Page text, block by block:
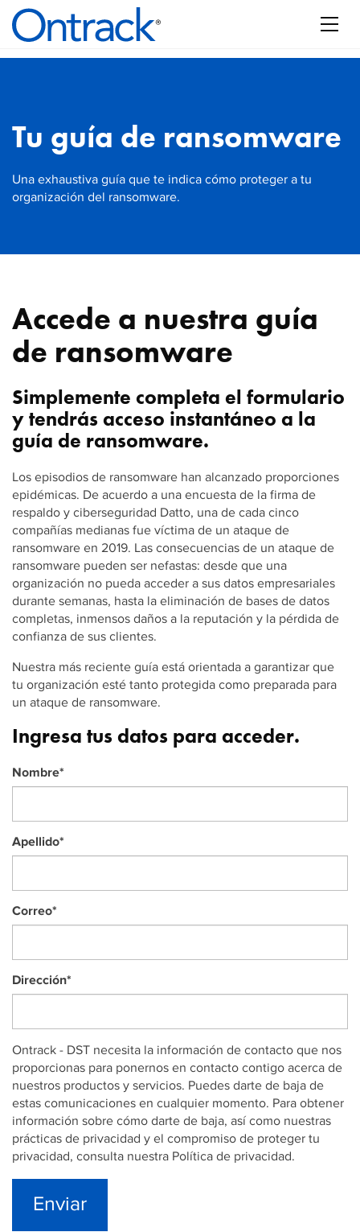
Tu guía de ransomware
Una exhaustiva guía que te indica cómo proteger a tu
organización del ransomware.
Accede a nuestra guía
de ransomware
Simplemente completa el formulario
y tendrás acceso instantáneo a la
guía de ransomware.
Los episodios de ransomware han alcanzado proporciones
epidémicas. De acuerdo a una encuesta de la firma de
respaldo y ciberseguridad Datto, una de cada cinco
compañías medianas fue víctima de un ataque de
ransomware en 2019. Las consecuencias de un ataque de
ransomware pueden ser nefastas: desde que una
organización no pueda acceder a sus datos empresariales
durante semanas, hasta la eliminación de bases de datos
completas, inmensos daños a la reputación y la pérdida de
confianza de sus clientes.
Nuestra más reciente guía está orientada a garantizar que
tu organización esté tanto protegida como preparada para
un ataque de ransomware.
Ingresa tus datos para acceder.
Nombre*
Apellido*
Correo*
Dirección*
Ontrack - DST necesita la información de contacto que nos
proporcionas para ponernos en contacto contigo acerca de
nuestros productos y servicios. Puedes darte de baja de
estas comunicaciones en cualquier momento. Para obtener
información sobre cómo darte de baja, así como nuestras
prácticas de privacidad y el compromiso de proteger tu
privacidad, consulta nuestra Política de privacidad.